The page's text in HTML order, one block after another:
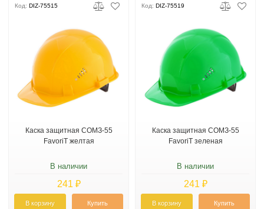
Код: DIZ-75515
Каска защитная СОМЗ-55
FavoriT желтая
В наличии
241 ₽
В корзину Купить
Код: DIZ-75519
Каска защитная СОМЗ-55
FavoriT зеленая
В наличии
241 ₽
В корзину Купить